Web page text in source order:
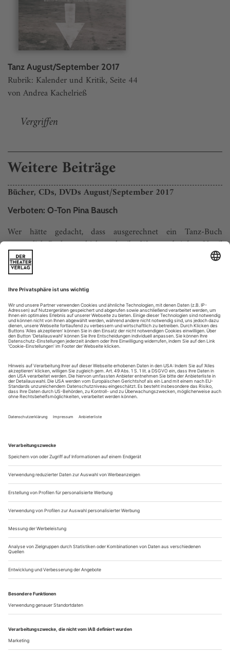
Tanz August/September 2017
Rubrik: Kalender und Kritik, Seite 44
von Andrea Kachelrieß
Vergriffen
Weitere Beiträge
Bücher, CDs, DVDs August/September 2017
Verboten: O-Ton Pina Bausch
Wer hätte gedacht, dass ausgerechnet ein Tanz-Buch
womöglich Rechtsgeschichte schreibt. Wenn es bei dem Urteil
bleibt, das am Berliner Landgericht in Sachen «O-Ton Pina
Bausch» ergangen ist, steht mutmaßlich mehr auf dem Spiel
Berghaus darin richtig und angemessen wiedergegeben ist....
Ted Brandsen: Mehr Spektrum
Wie sieht der Tanz der Zukunft aus und wo findet er statt? 16
Statements
Immer noch entwickelt sich das klassische Ballett weiter und
entdeckt für sich neue Formen. Es ist die elaborierteste, die
gehobenste Tanzform schlechthin. Man sieht Tänzerinnen
und Tänzer, die Dinge bewerkstelligen, die sonst kein
normaler Erdenmensch hinbekommen würde, und nicht
selten blitzt ein göttlicher Funke auf. Aber beim klassischen
Tanzschulen August/September 2017
Bad Soden
Ballettschule Ulrike Niederreiter
Dipl. Ballettpädag. Ballett/Jazz/Modern/Charakter/tänzerische
Früherziehung. Ausbildung bis zur Akademiereife.
Ballettmärchen.
An der Trinkhalle 2B, D-65812 Bad Soden/Ts., Tel. +49-
6196-228 49
www.ballett-badsoden.de
Bamberg
Tanzwerkstatt
Stätte für Zeitgenössischen Tanz. Nürnberger Straße 108 k,
D-96050 Bamberg
Tel....